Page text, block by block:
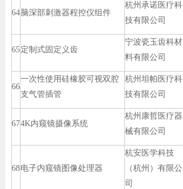
64脑深部刺激器程控仪组件
杭州承诺医疗科
技有限公司
65定制式固定义齿
宁波瓷玉齿科材
料有限公司
66
一次性使用硅橡胶可视双腔
支气管插管
杭州坦帕医疗科
技有限公司
674K内窥镜摄像系统
杭州康哲医疗器
械有限公司
68电子内窥镜图像处理器
杭安医学科技
（杭州）有限公
司